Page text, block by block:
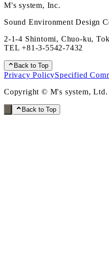
M's system, Inc.
Sound Environment Design
2-1-4 Shintomi, Chuo-ku,
TEL+81-3-5542-7432
Back to Top
Privacy PolicySpecified
Copyright © M's system, Ltd.
Back to Top